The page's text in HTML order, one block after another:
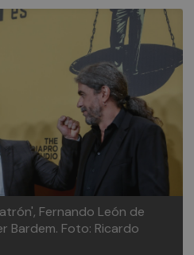
Fernando León de
Bardem. Foto: Ricardo